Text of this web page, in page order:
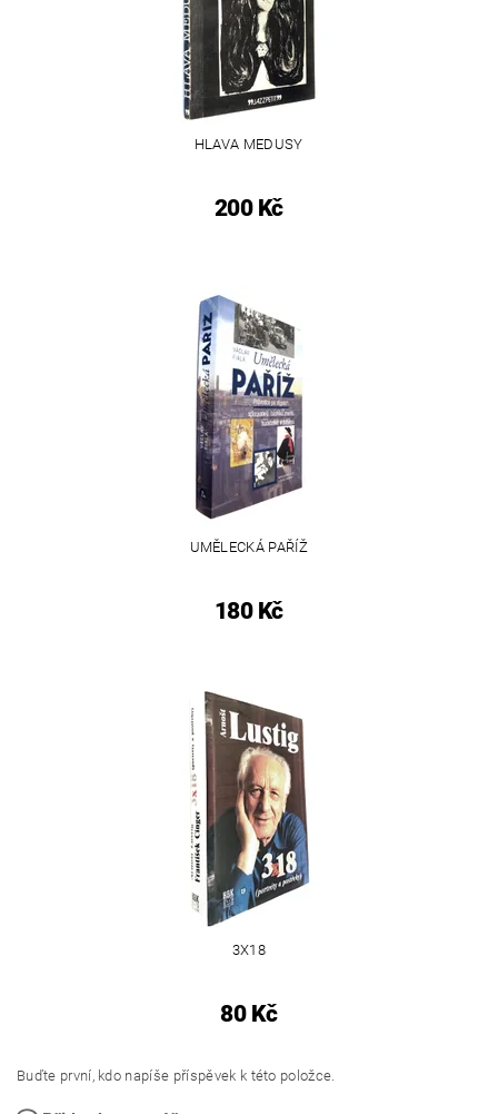
HLAVA MEDUSY
200 Kč
UMĚLECKÁ PAŘÍŽ
180 Kč
3X18
80 Kč
Buďte první, kdo napíše příspěvek k této položce.